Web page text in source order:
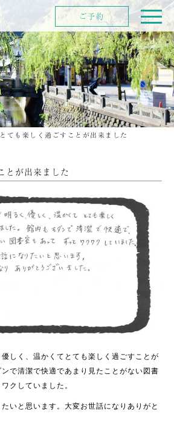
とても楽しく過ごすことが出来ました
とが出来ました
しく、温かくてとても楽しく過ごすことが
で清潔で快適であまり見たことがない図書
クしていました。
いと思います。大変お世話になりありがと
ご予約